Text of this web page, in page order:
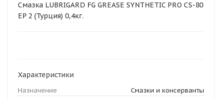
Смазка LUBRIGARD FG GREASE SYNTHETIC PRO CS-80
EP 2 (Турция) 0,4кг.
Характеристики
Назначение
Смазки и консерванты